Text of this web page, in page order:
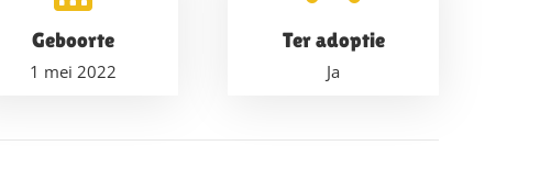
Geboorte
1 mei 2022
Ter adoptie
Ja